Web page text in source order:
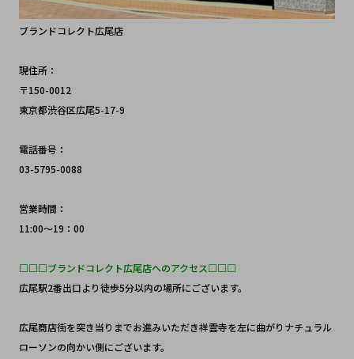
ブランドコレクト広尾店
現住所：
〒150-0012
東京都渋谷区広尾5-17-9
電話番号：
03-5795-0088
営業時間：
11:00～19：00
□□□ブランドコレクト広尾店へのアクセス□□□
広尾駅2番出口より徒歩5分以内の場所にございます。
広尾商店街を突き当りまでお進みいただき祥雲寺を左に曲がりナチュラル
ローソンの向かい側にございます。